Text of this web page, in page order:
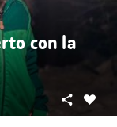
con la
Condividi